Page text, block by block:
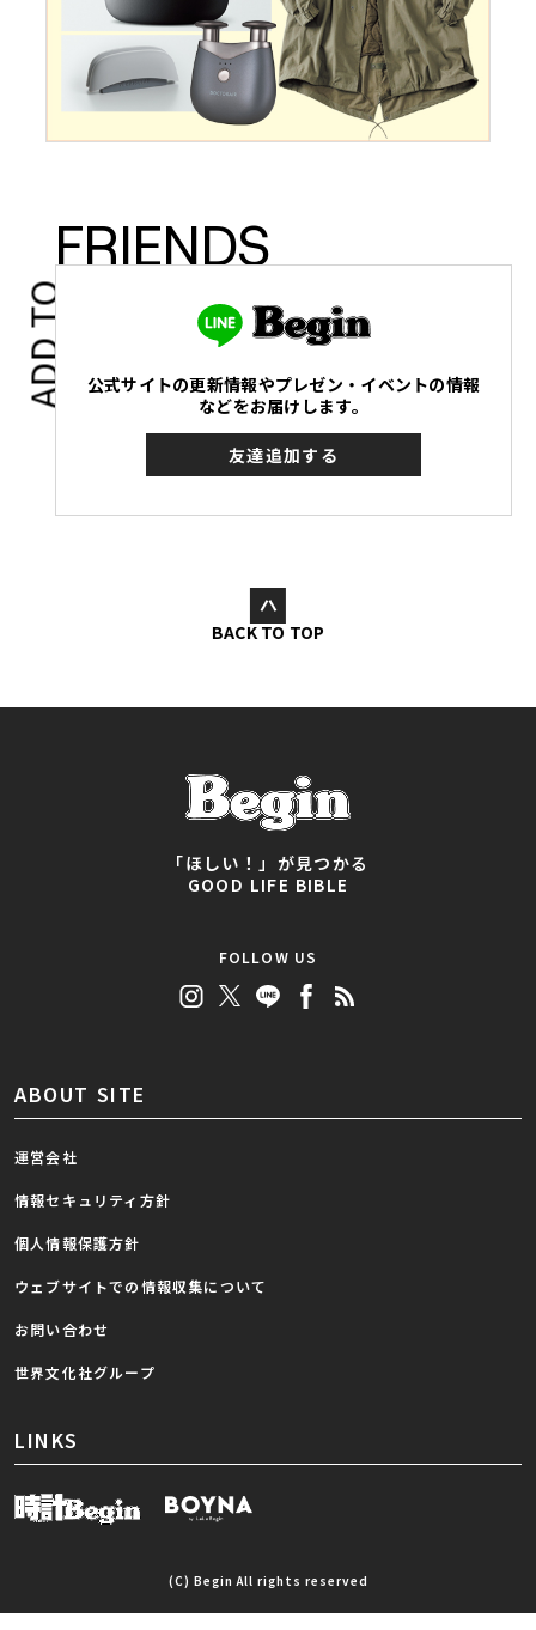
ADD TO
FRIENDS
公式サイトの更新情報やプレゼン・イベントの情報
などをお届けします。
友達追加する
BACK TO TOP
「ほしい！」が見つかる
GOOD LIFE BIBLE
FOLLOW US
ABOUT SITE
運営会社
情報セキュリティ方針
個人情報保護方針
ウェブサイトでの情報収集について
お問い合わせ
世界文化社グループ
LINKS
(C) Begin All rights reserved